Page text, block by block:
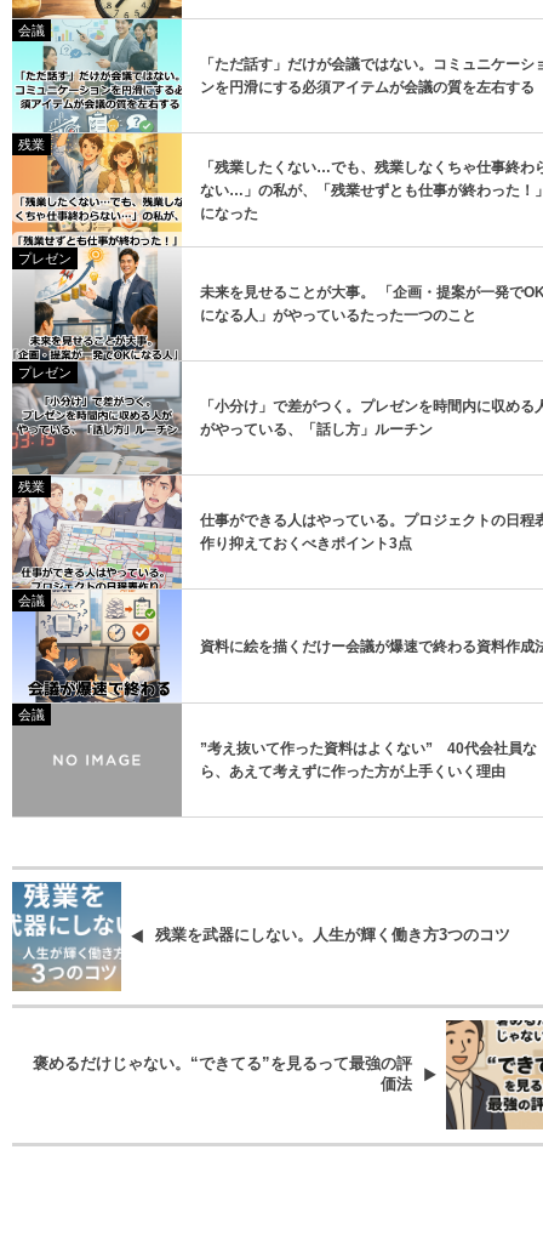
登録
会議
「ただ話す」だけが会議ではない。コミュニケーシ
ンを円滑にする必須アイテムが会議の質を左右する
残業
「残業したくない…でも、残業しなくちゃ仕事終わ
ない…」の私が、「残業せずとも仕事が終わった！
になった
プレゼン
未来を見せることが大事。 「企画・提案が一発で
になる人」がやっているたった一つのこと
プレゼン
「小分け」で差がつく。プレゼンを時間内に収める
がやっている、「話し方」ルーチン
残業
仕事ができる人はやっている。プロジェクトの日程
作り抑えておくべきポイント3点
会議
資料に絵を描くだけー会議が爆速で終わる資料作成
会議
”考え抜いて作った資料はよくない” 40代会社員な
ら、あえて考えずに作った方が上手くいく理由
残業を武器にしない。人生が輝く働き方3つのコツ
褒めるだけじゃない。“できてる”を見るって最強の評
価法